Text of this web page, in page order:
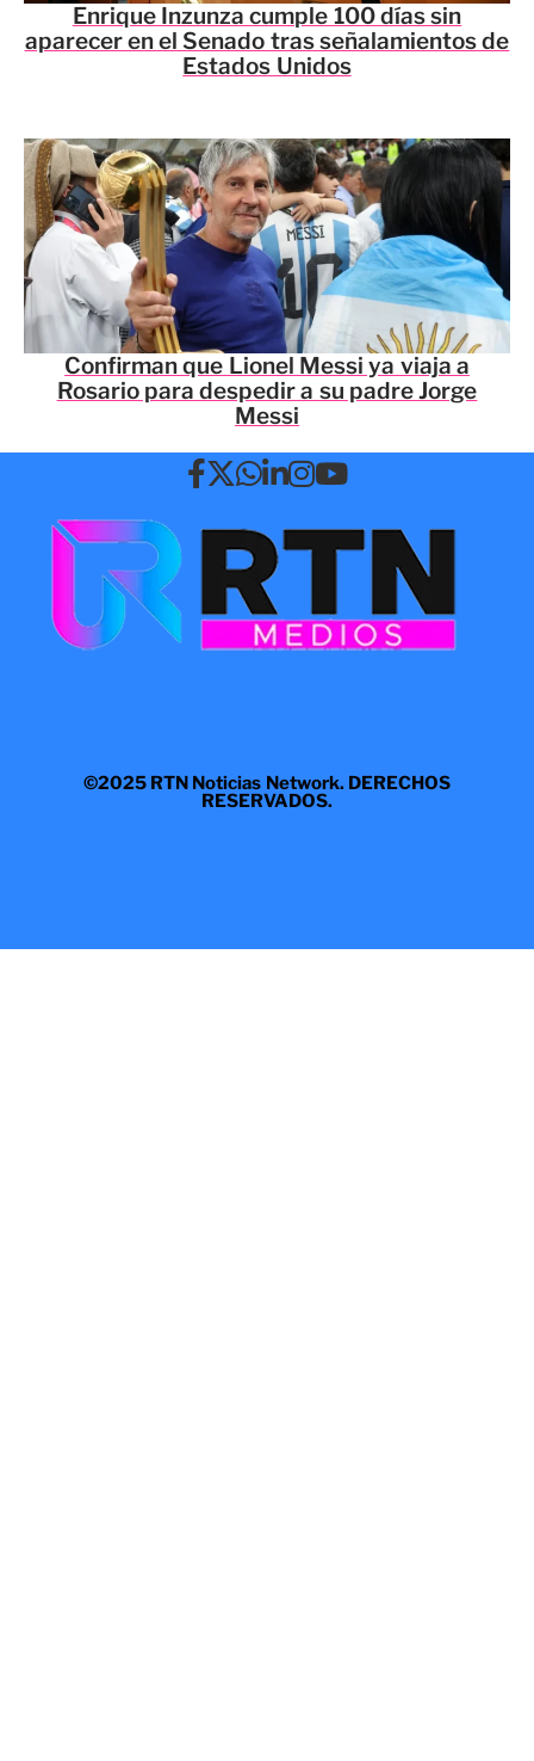
Enrique Inzunza cumple 100 días sin
aparecer en el Senado tras señalamientos de
Estados Unidos
Confirman que Lionel Messi ya viaja a
Rosario para despedir a su padre Jorge
Messi
©2025 RTN Noticias Network. DERECHOS
RESERVADOS.